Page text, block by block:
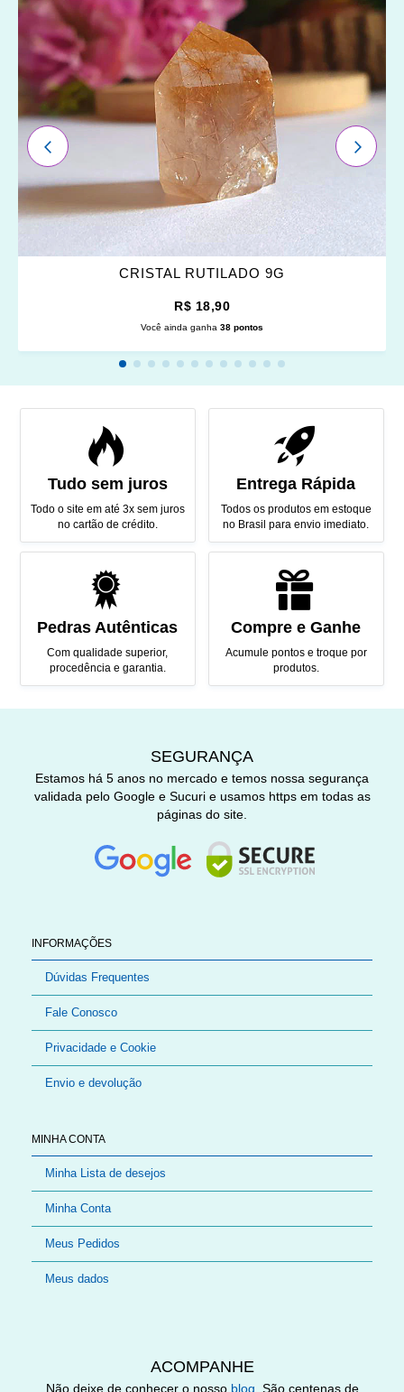
OS
FAVORITOS
CRISTAL RUTILADO 9G
R$ 18,90
Você ainda ganha 38 pontos
ANTERIOR
Tudo sem juros
Todo o site em até 3x sem juros
no cartão de crédito.
Entrega Rápida
Todos os produtos em estoque
no Brasil para envio imediato.
Pedras Autênticas
Com qualidade superior,
procedência e garantia.
Compre e Ganhe
Acumule pontos e troque por
produtos.
INFORMAÇÕES
Dúvidas Frequentes
Fale Conosco
Privacidade e Cookie
Envio e devolução
MINHA CONTA
Minha Lista de desejos
Minha Conta
Meus Pedidos
Meus dados
SEGURANÇA
Estamos há 5 anos no mercado e temos nossa segurança
validada pelo Google e Sucuri e usamos https em todas as
páginas do site.
ACOMPANHE
Não deixe de conhecer o nosso blog . São centenas de